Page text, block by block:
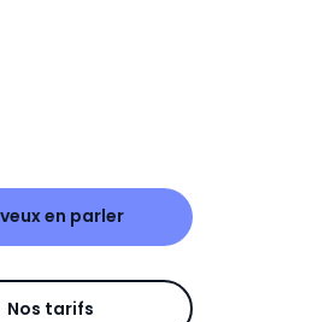
en parler
Nos tarifs